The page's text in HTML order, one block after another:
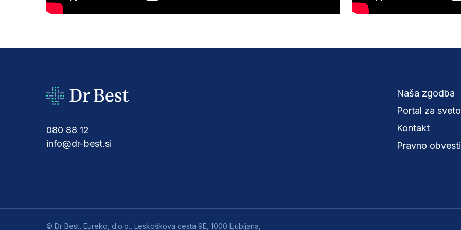
080 88 12
info@dr-best.si
Naša zgodba
Portal za
Kontakt
Pravno
© Dr Best, Eureko, d.o.o., Leskoškova cesta 9E, 1000 Ljubljana,